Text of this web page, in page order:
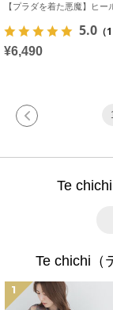
【プラダを着た悪魔】ヒー
5.0 （1
¥6,490
1
Te
Te chichi（
1